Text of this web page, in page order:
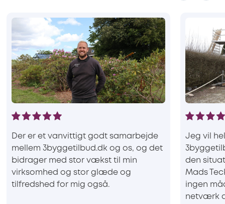
Der er et vanvittigt godt samarbejde
mellem 3byggetilbud.dk og os, og det
bidrager med stor vækst til min
virksomhed og stor glæde og
tilfredshed for mig også.
Jeg vil
den
Mads
ingen
netværk